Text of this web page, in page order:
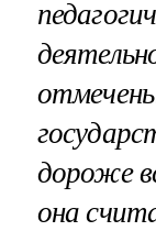
дороже
она